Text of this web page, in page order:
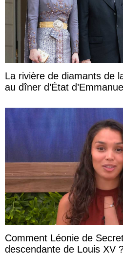
La rivière de diamants de
au dîner d’État
Comment Léonie de
descendante de Louis XV